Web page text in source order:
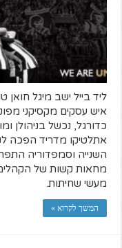
ליד בייל ישב מיגל
איש עסקים מקסיקני
כדורגל, נכשל בניהולן
אתלטיקו מדריד הפכה
השנייה וסמפדוריה
מחאות קשות של
מעשי שחיתות.
המשך לקרוא »